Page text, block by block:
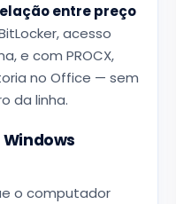
entre preço
acesso
e com PROCX,
no Office — sem
da linha.
Windows
o computador